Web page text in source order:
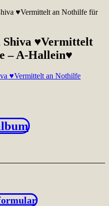
♥Vermittelt an Nothilfe für
Shiva ♥Vermittelt
– A-Hallein♥